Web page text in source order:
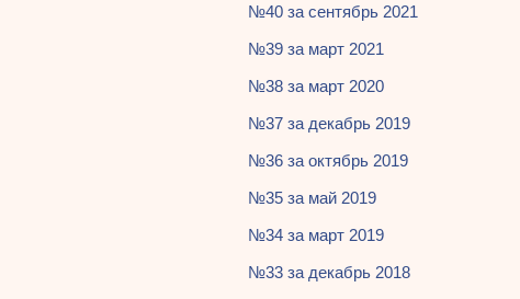
№40 за сентябрь 2021
№39 за март 2021
№38 за март 2020
№37 за декабрь 2019
№36 за октябрь 2019
№35 за май 2019
№34 за март 2019
№33 за декабрь 2018